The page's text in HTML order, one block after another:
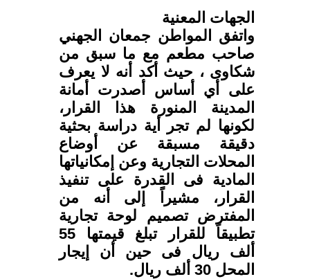
الجهات المعنية
واتفق المواطن جمعان الجهني
صاحب مطعم مع ما سبق من
شكاوى ، حيث أكد أنه لا يعرف
على أي أساس أصدرت أمانة
المدينة المنورة هذا القرار،
لكونها لم تجر أية دراسة بحثية
دقيقة مسبقة عن أوضاع
المحلات التجارية وعن إمكانياتها
المادية فى القدرة على تنفيذ
القرار، مشيراً إلى أنه من
المفترض تصميم لوحة تجارية
تطبيقاً للقرار تبلغ قيمتها 55
ألف ريال فى حين أن إيجار
المحل 30 ألف ريال.